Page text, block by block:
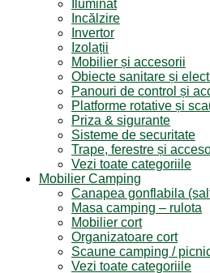
Iluminat
Incălzire
Invertor
Izolații
Mobilier și accesorii
Obiecte sanitare și
Panouri de control și
Platforme rotative și
Priza & sigurante
Sisteme de securitate
Trape, ferestre și
Vezi toate categoriile
Mobilier Camping
Canapea gonflabila
Masa camping – rulota
Mobilier cort
Organizatoare cort
Scaune camping /
Vezi toate categoriile